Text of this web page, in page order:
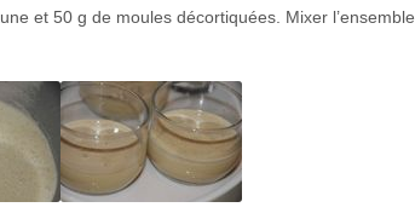
et 50 g de moules décortiquées. Mixer l’ensemble